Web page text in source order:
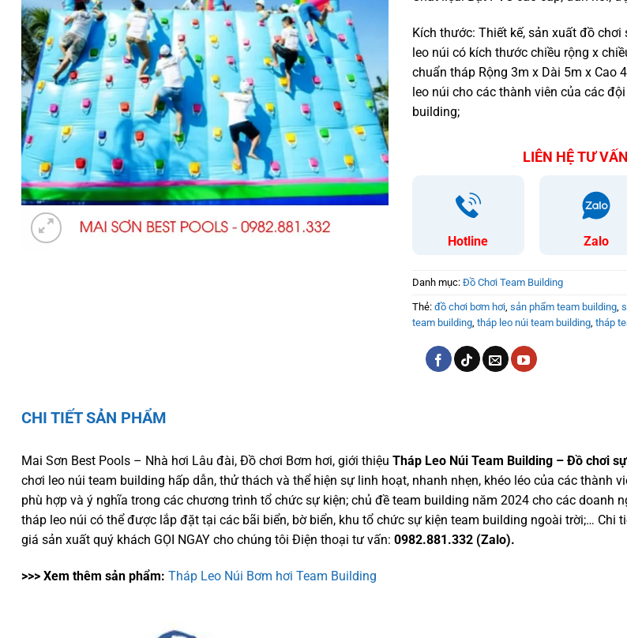
Kích thước: Thiết kế, sản xuất đồ chơi
leo núi có kích thước chiều rộng x
chuẩn tháp Rộng 3m x Dài 5m x Cao
leo núi cho các thành viên của các
building;
LIÊN HỆ TƯ
Hotline Zalo
Danh mục: Đồ Chơi Team Building
Thẻ: đồ chơi bơm hơi, sản phẩm team building,
team building, tháp leo núi team building, tháp
CHI TIẾT SẢN PHẨM
Mai Sơn Best Pools – Nhà hơi Lâu đài, Đồ chơi Bơm hơi, giới thiệu Tháp Leo Núi Team Building – Đồ chơi
chơi leo núi team building hấp dẫn, thử thách và thể hiện sự linh hoạt, nhanh nhẹn, khéo léo của các thành
phù hợp và ý nghĩa trong các chương trình tổ chức sự kiện; chủ đề team building năm 2024 cho các doanh
tháp leo núi có thể được lắp đặt tại các bãi biển, bờ biển, khu tổ chức sự kiện team building ngoài trời;… Chi
giá sản xuất quý khách GỌI NGAY cho chúng tôi Điện thoại tư vấn: 0982.881.332 (Zalo).
>>> Xem thêm sản phẩm: Tháp Leo Núi Bơm hơi Team Building